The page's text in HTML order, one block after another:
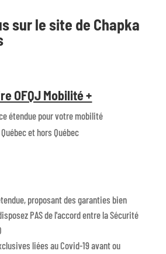
sur le site de Chapka
OFQJ Mobilité +
étendue pour votre mobilité
et hors Québec
proposant des garanties bien
PAS de l'accord entre la Sécurité
liées au Covid-19 avant ou